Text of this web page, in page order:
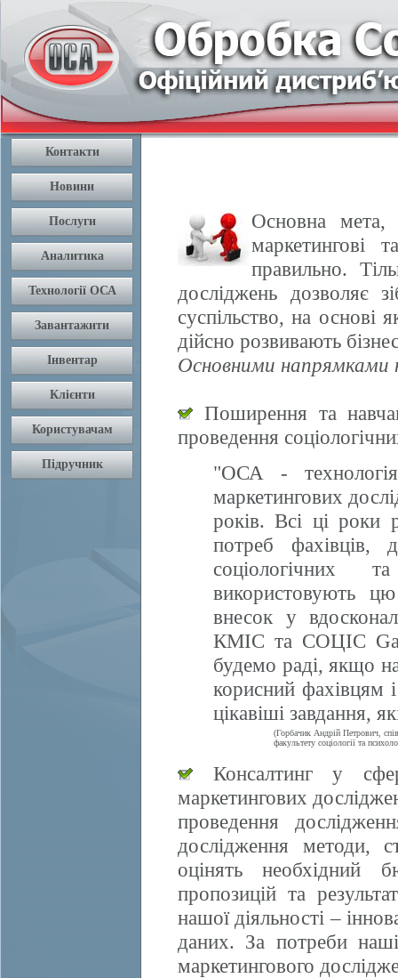
Основна мета,
маркетингові
правильно.
досліджень дозволяє
суспільство, на основі
дійсно розвивають
Основними напрямками
Поширення та
проведення
"ОСА -
маркетингових
років. Всі ці роки
потреб фахівців,
соціологічних
використовують
внесок у
КМІС та СОЦІС
будемо раді, якщо
корисний фахівцям
цікавіші завдання,
(Горбачик Андрій Петрович,
факультету соціології та
Консалтинг у
маркетингових
проведення
дослідження методи,
оцінять необхідний
пропозицій та
нашої діяльності –
даних. За потреби
маркетингового